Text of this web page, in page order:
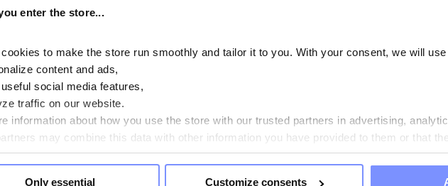
enter the store...
to make the store run smoothly and tailor it to you. With your consent, we will
content and ads,
social media features,
traffic on our website.
information about how you use the store with our trusted partners in advertising,
may combine this data with other information you have provided to them or that
their services. Do you agree?
Only essential Customize consents